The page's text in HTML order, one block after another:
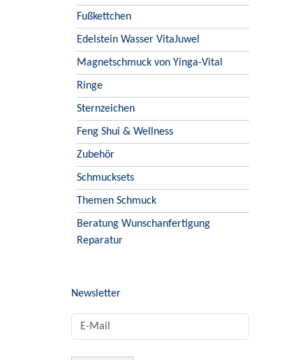
Fußkettchen
Edelstein Wasser VitaJuwel
Magnetschmuck von Yinga-Vital
Ringe
Sternzeichen
Feng Shui & Wellness
Zubehör
Schmucksets
Themen Schmuck
Beratung Wunschanfertigung
Reparatur
Newsletter